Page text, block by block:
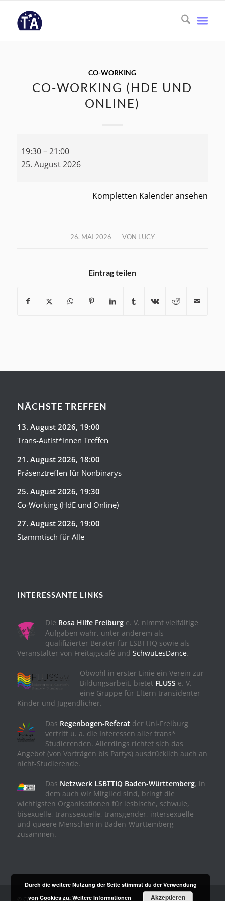
CO-WORKING
CO-WORKING (HDE UND
ONLINE)
Working
(HdE
und
19:30 –21:00
25. August 2026
Kompletten Kalender ansehen
26. MAI 2026
/ VON LUCY
Eintrag teilen
NÄCHSTE TREFFEN
13. August 2026, 19:00
Trans-Autist*innen Treffen
21. August 2026, 18:00
Präsenztreffen für Nonbinarys
25. August 2026, 19:30
Co-Working (HdE und Online)
27. August 2026, 19:00
Stammtisch für Alle
INTERESSANTE LINKS
Die Rosa Hilfe Freiburge. V. nimmt vielfältige
Aufgaben wahr, unter anderem als
qualifizierter Berater für LSBTTIQ sowie als
Veranstalter von Freitagscafé und SchwuLesDance.
Obwohl in erster Linie ein Verein zur
Bildungsarbeit, bietet FLUSS e. V.
eine Gruppe für Eltern transidenter
Kinder und Jugendlicher.
Das Regenbogen-Referat der Uni-Freiburg
vertritt u. a. die Interessen aller trans*
Studierenden. Allerdings richtet sich das
Angebot (von Vorträgen bis Partys) ausdrücklich auch an
nicht-Studierende.
Das Netzwerk LSBTTIQ Baden-Württemberg, in
dem auch wir Mitglied sind, bringt die
wichtigsten Organisationen für lesbische, schwule,
bisexuelle, transsexuelle, transgender, intersexuelle
und queere Menschen in Baden-Württemberg
zusammen.
© Copyright - TransAll
Durch die weitere Nutzung der Seite stimmst du der Verwendung
von Cookies zu.Weitere Informationen Akzeptieren